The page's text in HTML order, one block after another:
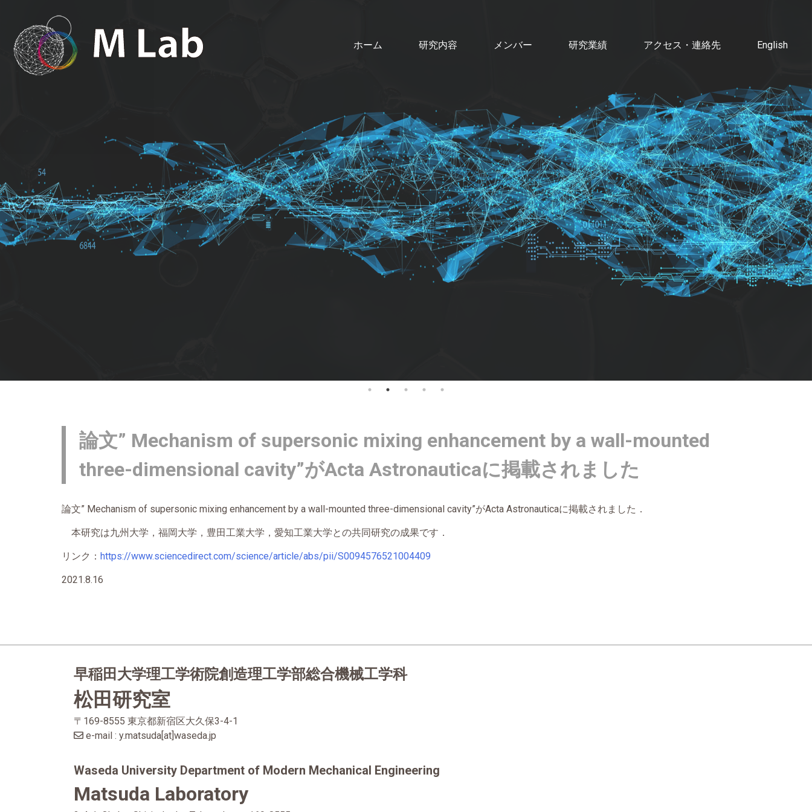
ホーム 研究内容 メンバー 研究業績 アクセス・連絡先 English
論文” Mechanism of supersonic mixing enhancement by a wall-mounted
three-dimensional cavity”がActa Astronauticaに掲載されました
論文” Mechanism of supersonic mixing enhancement by a wall-mounted three-dimensional cavity”がActa Astronauticaに掲載されました．
本研究は九州大学，福岡大学，豊田工業大学，愛知工業大学との共同研究の成果です．
リンク： https://www.sciencedirect.com/science/article/abs/pii/S0094576521004409
2021.8.16
早稲田大学理工学術院創造理工学部総合機械工学科
松田研究室
〒169-8555 東京都新宿区大久保3-4-1
e-mail : y.matsuda[at]waseda.jp
Waseda University Department of Modern Mechanical Engineering
Matsuda Laboratory